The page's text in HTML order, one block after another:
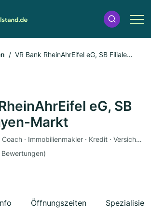
VR Bank RheinAhrEifel eG, SB Filiale
eG, SB
Markt
Bank · Bausparen · Coach · Immobilienmakler · Kredit · Versicherung
Bewertungen)
Öffnungszeiten